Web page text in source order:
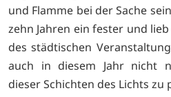
und Flamme bei der Sache
zehn Jahren ein fester und
des städtischen
auch in diesem Jahr nicht
dieser Schichten des Lichts zu